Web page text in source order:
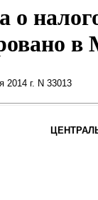
о
в
2014 г. N 33013